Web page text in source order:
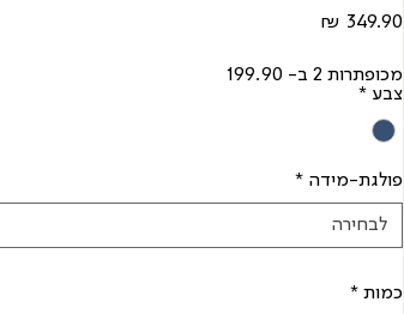
מכופתרות 2 ב- 199.90
צבע *
פולגת-מידה *
לבחירה
כמות *